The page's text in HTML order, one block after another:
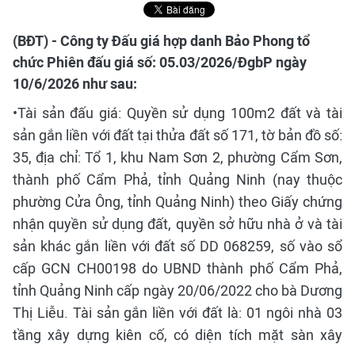
(BĐT) - Công ty Đấu giá hợp danh Bảo Phong tổ
chức Phiên đấu giá số: 05.03/2026/ĐgbP ngày
10/6/2026 như sau:
•Tài sản đấu giá: Quyền sử dụng 100m2 đất và tài
sản gắn liền với đất tại thửa đất số 171, tờ bản đồ số:
35, địa chỉ: Tổ 1, khu Nam Sơn 2, phường Cẩm Sơn,
thành phố Cẩm Phả, tỉnh Quảng Ninh (nay thuộc
phường Cửa Ông, tỉnh Quảng Ninh) theo Giấy chứng
nhận quyền sử dụng đất, quyền sở hữu nhà ở và tài
sản khác gắn liền với đất số DD 068259, số vào sổ
cấp GCN CH00198 do UBND thành phố Cẩm Phả,
tỉnh Quảng Ninh cấp ngày 20/06/2022 cho bà Dương
Thị Liễu. Tài sản gắn liền với đất là: 01 ngôi nhà 03
tầng xây dựng kiên cố, có diện tích mặt sàn xây